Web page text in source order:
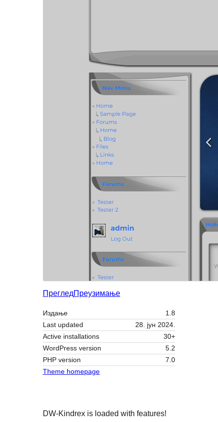
ПрегледПреузимање
Издање
1.8
Last updated
28. јун 2024.
Active installations
30+
WordPress version
5.2
PHP version
7.0
Theme homepage
DW-Kindrex is loaded with features!